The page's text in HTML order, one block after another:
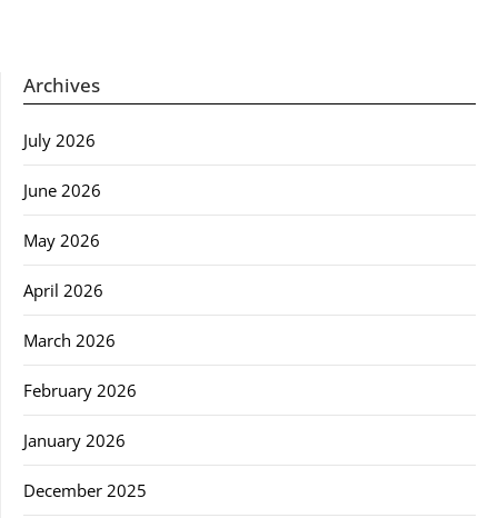
Archives
July 2026
June 2026
May 2026
April 2026
March 2026
February 2026
January 2026
December 2025